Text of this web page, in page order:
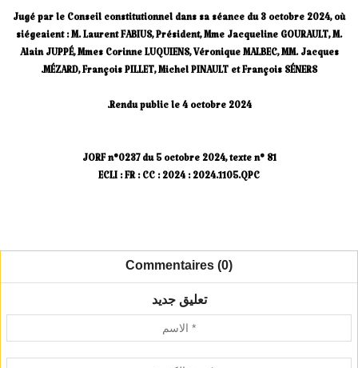
Jugé par le Conseil constitutionnel dans sa séance du 3 octobre 2024, où
siégeaient : M. Laurent FABIUS, Président, Mme Jacqueline GOURAULT, M.
Alain JUPPÉ, Mmes Corinne LUQUIENS, Véronique MALBEC, MM. Jacques
MÉZARD, François PILLET, Michel PINAULT et François SÉNERS.
Rendu public le 4 octobre 2024.
JORF n°0237 du 5 octobre 2024, texte n° 81
ECLI : FR : CC : 2024 : 2024.1105.QPC
Commentaires (0)
تعليق جديد